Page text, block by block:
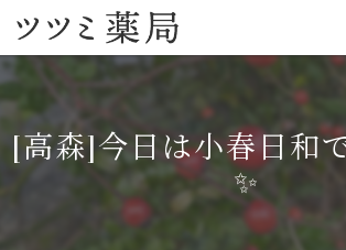
[高森]今日は小春日和
✨